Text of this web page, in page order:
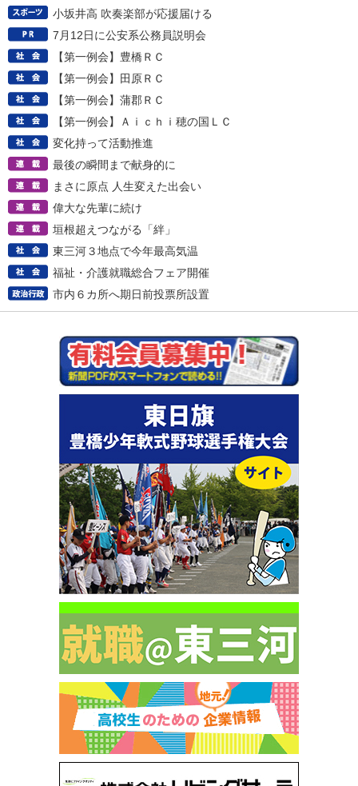
小坂井高 吹奏楽部が応援届ける
7月12日に公安系公務員説明会
【第一例会】豊橋ＲＣ
【第一例会】田原ＲＣ
【第一例会】蒲郡ＲＣ
【第一例会】Ａｉｃｈｉ穂の国ＬＣ
変化持って活動推進
最後の瞬間まで献身的に
まさに原点 人生変えた出会い
偉大な先輩に続け
垣根超えつながる「絆」
東三河３地点で今年最高気温
福祉・介護就職総合フェア開催
市内６カ所へ期日前投票所設置